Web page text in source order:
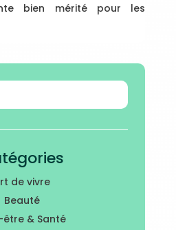
bien mérité pour les
de vivre
Beauté
être & Santé